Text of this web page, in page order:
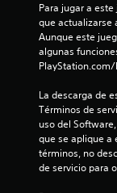
Para jugar a
que actualizarse
Aunque este
algunas
La descarga de
Términos de
uso del
que se aplique a
términos, no
de servicio para